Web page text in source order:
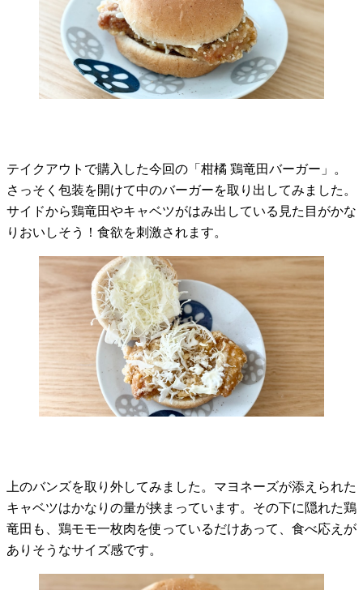
テイクアウトで購入した今回の「柑橘 鶏竜田バーガー」。
さっそく包装を開けて中のバーガーを取り出してみました。
サイドから鶏竜田やキャベツがはみ出している見た目がかな
りおいしそう！食欲を刺激されます。
上のバンズを取り外してみました。マヨネーズが添えられた
キャベツはかなりの量が挟まっています。その下に隠れた鶏
竜田も、鶏モモ一枚肉を使っているだけあって、食べ応えが
ありそうなサイズ感です。